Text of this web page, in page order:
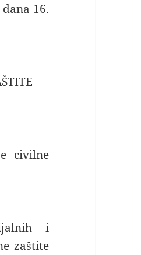
16.
civilne
i
zaštite